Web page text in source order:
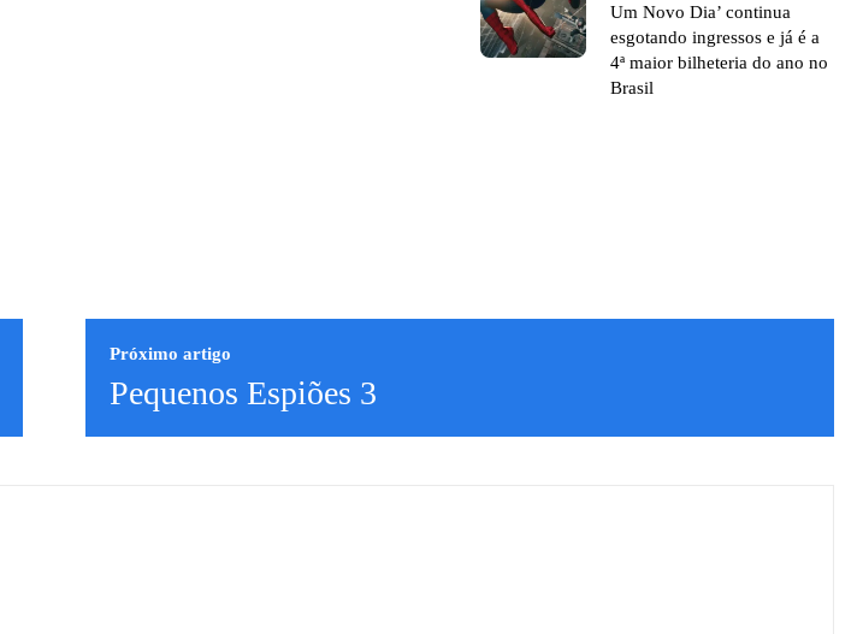
Um Novo Dia’ continua
esgotando ingressos e já é a
4ª maior bilheteria do ano no
Brasil
Próximo artigo
Pequenos Espiões 3